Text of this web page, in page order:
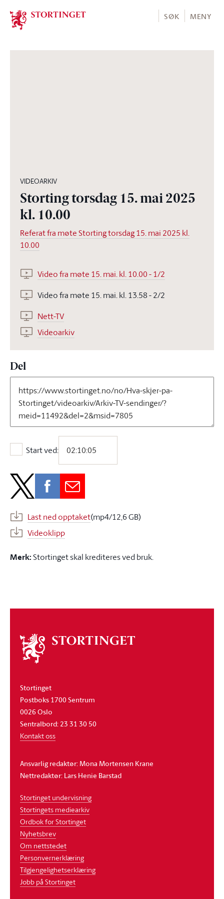
Stortinget.no
SØK MENY
VIDEOARKIV
Storting torsdag 15. mai 2025
kl. 10.00
Referat fra møte Storting torsdag 15. mai 2025 kl.
10.00
Video fra møte 15. mai. kl. 10.00 - 1/2
Video fra møte 15. mai. kl. 13.58 - 2/2
Nett-TV
Videoarkiv
Del
Start ved:
Start ved:
Last ned opptaket(mp4/12,6 GB)
Videoklipp
Merk:Stortinget skal krediteres ved bruk.
Om
stortinget
Stortinget
Postboks 1700 Sentrum
0026 Oslo
Sentralbord: 23 31 30 50
Kontakt oss
Ansvarlig redaktør: Mona Mortensen Krane
Nettredaktør: Lars Henie Barstad
Stortinget undervisning
Stortingets mediearkiv
Ordbok for Stortinget
Nyhetsbrev
Om nettstedet
Personvernerklæring
Tilgjengelighetserklæring
Jobb på Stortinget